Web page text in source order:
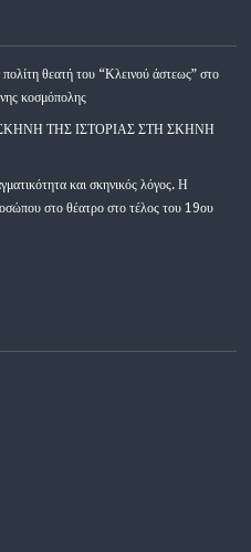
θεατή του “Κλεινού άστεως” στο
κοσμόπολης
ΤΗΣ ΙΣΤΟΡΙΑΣ ΣΤΗ ΣΚΗΝΗ
και σκηνικός λόγος. Η
στο θέατρο στο τέλος του 19ου